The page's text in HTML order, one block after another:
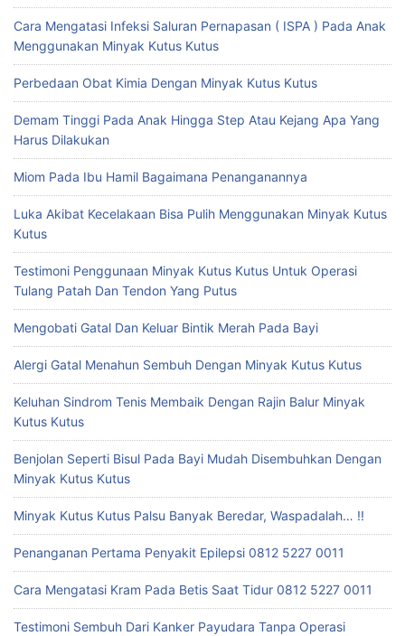
Cara Mengatasi Infeksi Saluran Pernapasan ( ISPA ) Pada Anak
Menggunakan Minyak Kutus Kutus
Perbedaan Obat Kimia Dengan Minyak Kutus Kutus
Demam Tinggi Pada Anak Hingga Step Atau Kejang Apa Yang
Harus Dilakukan
Miom Pada Ibu Hamil Bagaimana Penanganannya
Luka Akibat Kecelakaan Bisa Pulih Menggunakan Minyak Kutus
Kutus
Testimoni Penggunaan Minyak Kutus Kutus Untuk Operasi
Tulang Patah Dan Tendon Yang Putus
Mengobati Gatal Dan Keluar Bintik Merah Pada Bayi
Alergi Gatal Menahun Sembuh Dengan Minyak Kutus Kutus
Keluhan Sindrom Tenis Membaik Dengan Rajin Balur Minyak
Kutus Kutus
Benjolan Seperti Bisul Pada Bayi Mudah Disembuhkan Dengan
Minyak Kutus Kutus
Minyak Kutus Kutus Palsu Banyak Beredar, Waspadalah… !!
Penanganan Pertama Penyakit Epilepsi 0812 5227 0011
Cara Mengatasi Kram Pada Betis Saat Tidur 0812 5227 0011
Testimoni Sembuh Dari Kanker Payudara Tanpa Operasi